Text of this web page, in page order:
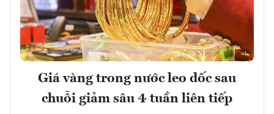
Giá vàng trong nước leo dốc sau
chuỗi giảm sâu 4 tuần liên tiếp